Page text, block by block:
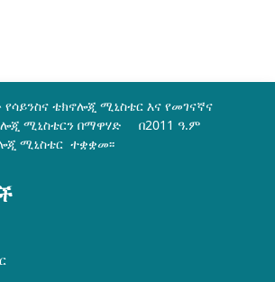
ቴክኖሎጂ ሚኒስቴር እና የመገናኛና
ሚኒስቴርን በማዋሃድ በ2011 ዓ.ም
ሚኒስቴር ተቋቋመ፡፡